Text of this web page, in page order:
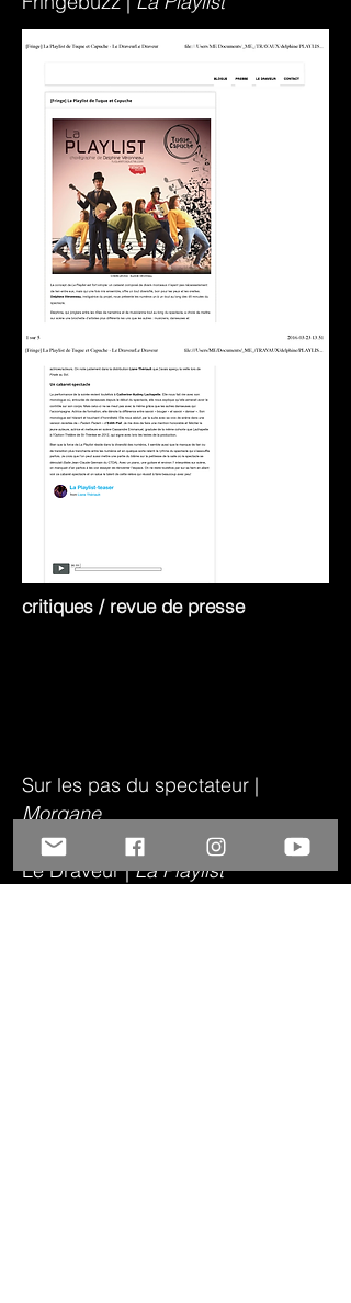
critiques / revue de presse
Sur les pas du spectateur |
Morgane
DFDANSE |La Playlist
Le Draveur |La Playlist